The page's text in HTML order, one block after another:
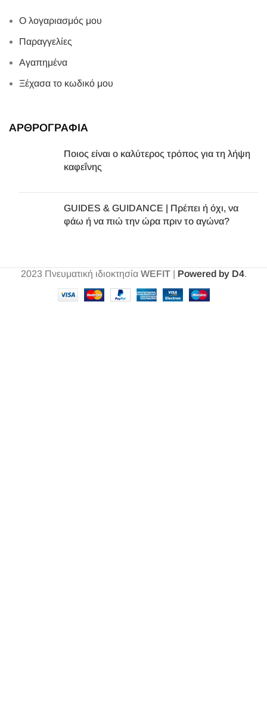
Ο λογαριασμός μου
Παραγγελίες
Αγαπημένα
Ξέχασα το κωδικό μου
ΑΡΘΡΟΓΡΑΦΙΑ
Ποιος είναι ο καλύτερος τρόπος για τη λήψη
καφεΐνης
GUIDES & GUIDANCE | Πρέπει ή όχι, να
φάω ή να πιώ την ώρα πριν το αγώνα?
2023 Πνευματική ιδιοκτησία WEFIT| Powered by D4.